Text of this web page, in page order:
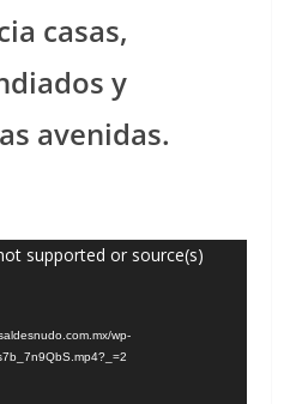
casas,
y
avenidas.
supported or source(s)
wp-